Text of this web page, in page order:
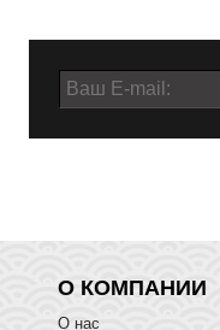
О КОМПАНИИ
О нас